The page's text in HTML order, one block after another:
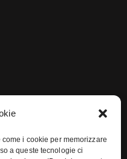
i cookie per memorizzare
a queste tecnologie ci